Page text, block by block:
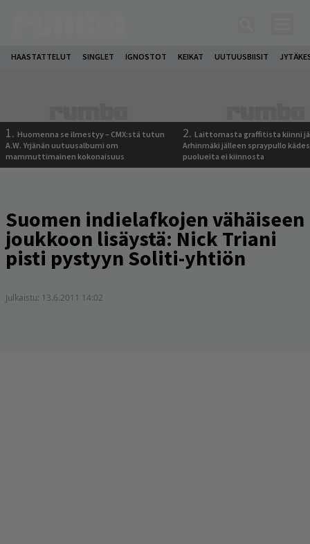
HAASTATTELUT SINGLET IGNOSTOT KEIKAT UUTUUSBIISIT
1. Huomenna se ilmestyy – CMX:stä tutun
A.W. Yrjänän uutuusalbumi om
mammuttimainen kokonaisuus
2. Laittomasta graffitista kiinni
Arhinmäki jälleen spraypullo
puolueita ei kiinnosta
Suomen indielafkojen vähäiseen
joukkoon lisäystä: Nick Triani
pisti pystyyn Soliti-yhtiön
Julkaistu: 13.6.2011 14:02